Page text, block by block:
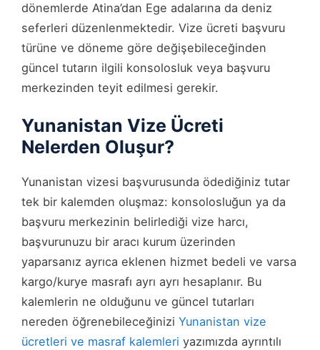
dönemlerde Atina’dan Ege adalarına da deniz
seferleri düzenlenmektedir. Vize ücreti başvuru
türüne ve döneme göre değişebileceğinden
güncel tutarın ilgili konsolosluk veya başvuru
merkezinden teyit edilmesi gerekir.
Yunanistan Vize Ücreti
Nelerden Oluşur?
Yunanistan vizesi başvurusunda ödediğiniz tutar
tek bir kalemden oluşmaz: konsolosluğun ya da
başvuru merkezinin belirlediği vize harcı,
başvurunuzu bir aracı kurum üzerinden
yaparsanız ayrıca eklenen hizmet bedeli ve varsa
kargo/kurye masrafı ayrı ayrı hesaplanır. Bu
kalemlerin ne olduğunu ve güncel tutarları
nereden öğrenebileceğinizi Yunanistan vize
ücretleri ve masraf kalemleri yazımızda ayrıntılı